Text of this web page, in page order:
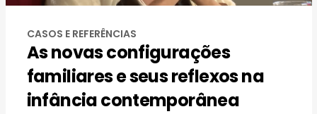
CASOS E REFERÊNCIAS
As novas configurações
familiares e seus reflexos na
infância contemporânea